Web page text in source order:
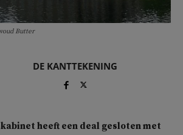
Butter
DE KANTTEKENING
heeft een deal gesloten met